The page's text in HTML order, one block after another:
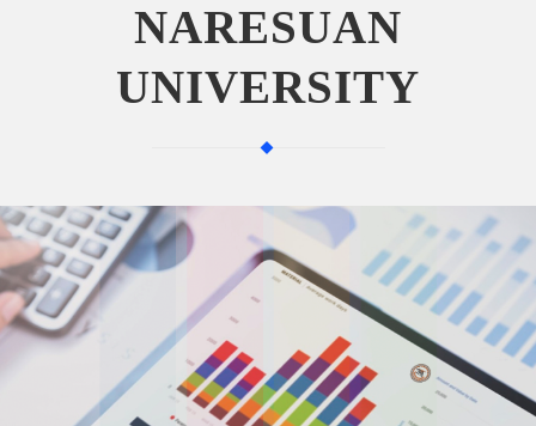
NARESUAN
UNIVERSITY